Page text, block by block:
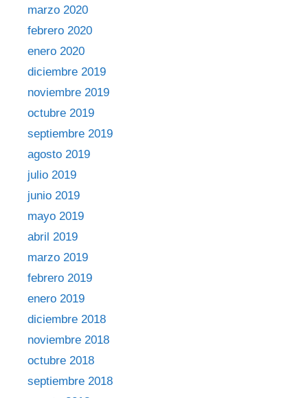
marzo 2020
febrero 2020
enero 2020
diciembre 2019
noviembre 2019
octubre 2019
septiembre 2019
agosto 2019
julio 2019
junio 2019
mayo 2019
abril 2019
marzo 2019
febrero 2019
enero 2019
diciembre 2018
noviembre 2018
octubre 2018
septiembre 2018